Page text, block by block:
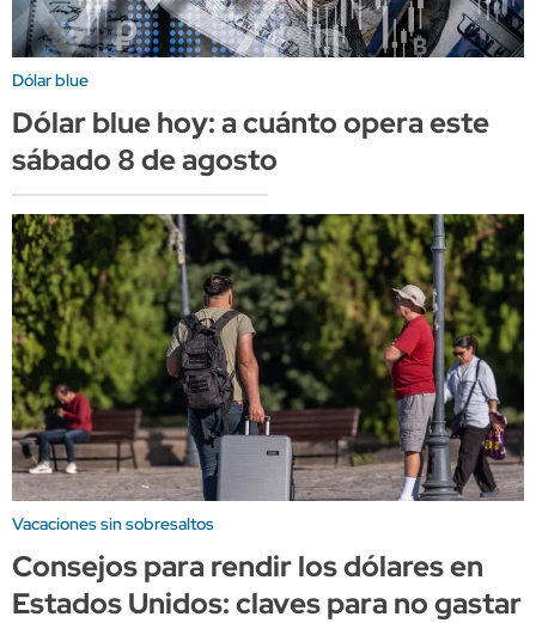
Dólar blue
Dólar blue hoy: a cuánto opera este
sábado 8 de agosto
Vacaciones sin sobresaltos
Consejos para rendir los dólares en
Estados Unidos: claves para no gastar